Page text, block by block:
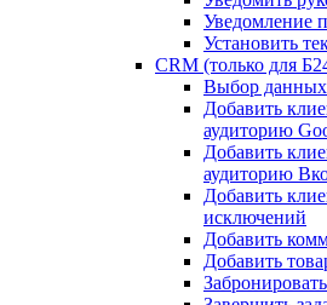
Уведомление
Установить
CRM (только для
Выбор
Добавить
аудиторию
Добавить
аудиторию
Добавить
исключений
Добавить
Добавить